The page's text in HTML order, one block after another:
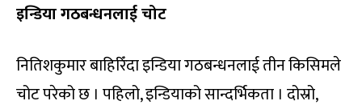
इन्डिया गठबन्धनलाई चोट
नितिशकुमार बाहिरिँदा इन्डिया गठबन्धनलाई तीन किसिमले
चोट परेको छ । पहिलो, इन्डियाको सान्दर्भिकता । दोस्रो,